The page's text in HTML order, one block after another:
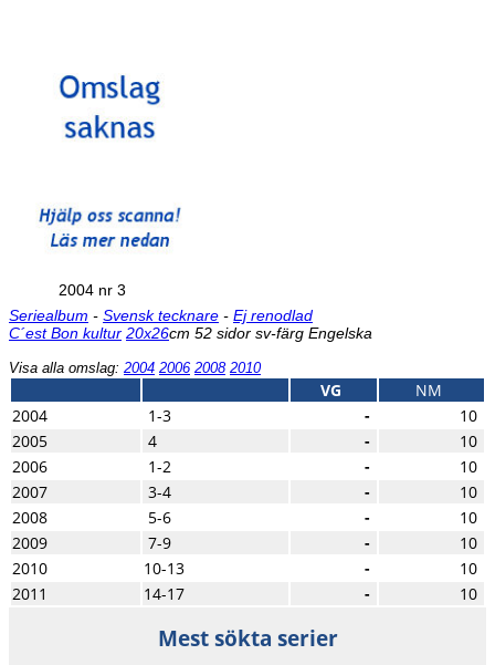
2004 nr 3
Seriealbum - Svensk tecknare - Ej renodlad
C´est Bon kultur 20x26cm 52 sidor sv-färg Engelska
Visa alla omslag: 2004 2006 2008 2010
VG
NM
2004
1-3 -
10
2005
4 -
10
2006
1-2 -
10
2007
3-4 -
10
2008
5-6 -
10
2009
7-9 -
10
2010
10-13 -
10
2011
14-17 - 10
Mest sökta serier